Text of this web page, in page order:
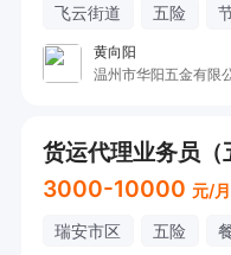
飞云街道 五险
黄向阳
温州市华阳五金有限
货运代理业务员（
3000-10000 元/月
瑞安市区 五险